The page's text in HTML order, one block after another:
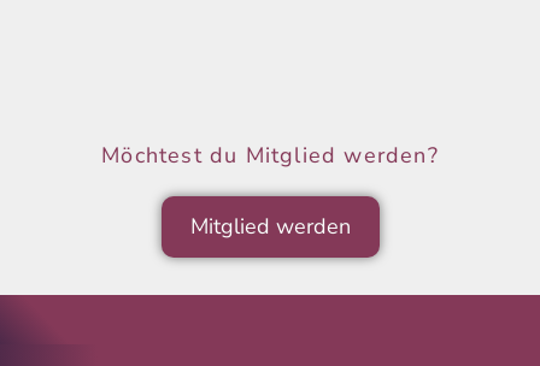
Möchtest du Mitglied werden?
Mitglied werden